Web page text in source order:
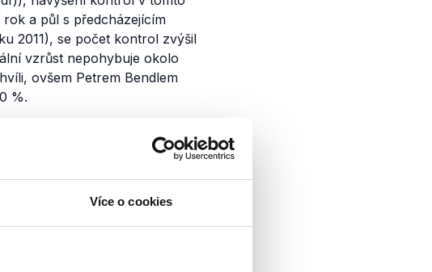
Více o cookies
a půl s předcházejícím
2011), se počet kontrol zvýšil
vzrůst nepohybuje okolo
ovšem Petrem Bendlem
%.